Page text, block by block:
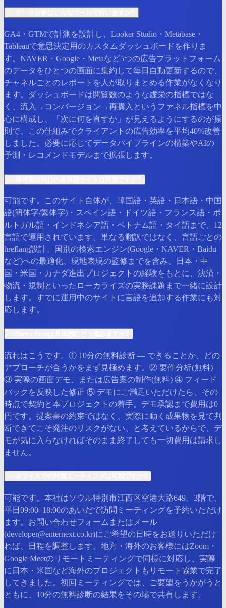
GA4・GTMで計測を設計し、Looker Studio・Metabase・
Tableauで意思決定用のカスタムダッシュボードを作りま
す。NAVER・Google・Metaなど5つの広告プラットフォーム
のデータをひとつの画面に集約して毎日自動更新するので、
チャネルごとのレポートを人が取りまとめる作業がなくなり
ます。ダッシュボードは閲覧数のような虚栄の指標ではな
く、流入→コンバージョン→再購入というファネル指標を中
心に構成し、「次に何を直すか」が見えるようにするのが原
則で、この仕組みでクライアントの広告効率を平均40%改善
しました。必要に応じてデータパイプラインの構築やAIの
予測・レコメンドモデルまで拡張します。
可能です。このサイト自体が、韓国語・英語・日本語・中国
語(簡体字/繁体字)・スペイン語・ドイツ語・フランス語・ポ
ルトガル語・インドネシア語・ベトナム語・タイ語まで、12
言語で運用されています。単なる翻訳ではなく、言語ごとの
hreflang設計、国別の検索エンジン(Google・NAVER・Baidu
など)への最適化、現地表現の監修までを含み、日本・中
国・米国・カナダ進出プロジェクトの経験をもとに、決済・
物流・規制といったローカライズの実務課題まで一緒に設計
します。すでに運用中のサイトに言語を追加する作業にも対
応します。
流れはこうです。① 10分の無料診断 — できることか、どの
アプローチが合うかをまず見極めます。② 要件分析(無料)
③ 実際の画面デモ、または広告案の制作(無料) ④ フィード
バックを反映した修正 ⑤ デモにご満足いただけたら、その
時点で契約と本プロジェクトの着手。デモ承認まで費用は0
円です。提案書の約束ではなく、実際に動く成果物を見て判
断できてこそ発注のリスクがない、と考えているからで、デ
モが気に入らなければそのまま終了しても一切費用は請求し
ません。
可能です。本社はソウル特別市江西区空港大路649、3階で、
平日09:00–18:00のあいだで訪問ミーティングを予約いただけ
ます。お問い合わせフォームまたはメール
(developer@enternext.co.kr)にご希望の日時をお送りいただけ
れば、日程を調整します。地方・海外のお客様にはZoom・
Google Meetのリモートミーティングで同様に対応し、実際
に日本・米国など海外のプロジェクトもリモート協業で完了
してきました。初回ミーティングでは、ご要望をうかがうと
ともに、10分の無料診断の結果をその場で共有します。